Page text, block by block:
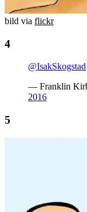
bild via flickr
@IsakSkogstad
— Franklin
2016